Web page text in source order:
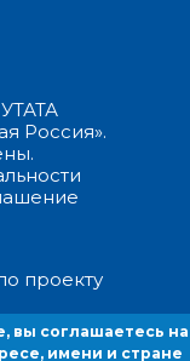
Россия».
проекту
вы соглашаетесь на
имени и стране домена
вы соглашаетесь на
имени и стране